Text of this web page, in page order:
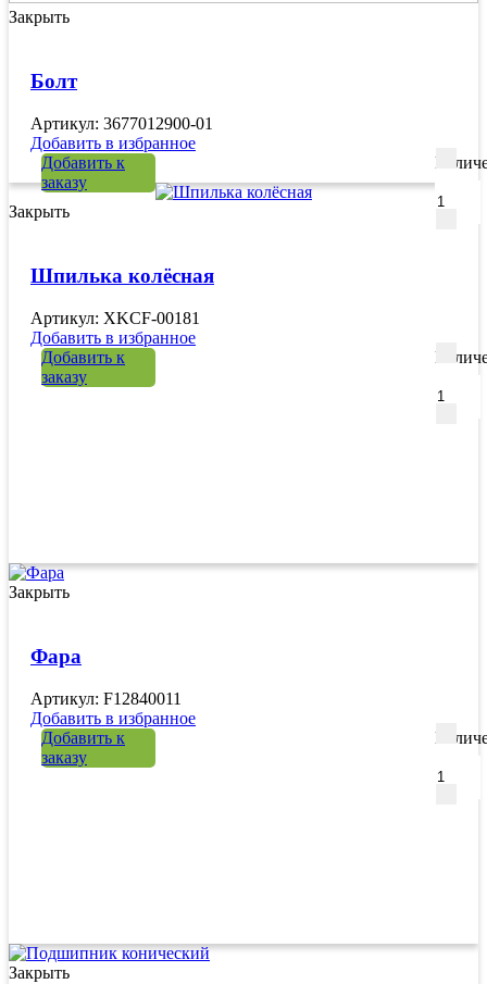
Закрыть
Болт
Артикул: 3677012900-01
Добавить в избранное
Добавить к
заказу
Закрыть
Шпилька колёсная
Артикул: XKCF-00181
Добавить в избранное
Добавить к
заказу
Закрыть
Фара
Артикул: F12840011
Добавить в избранное
Добавить к
заказу
Закрыть